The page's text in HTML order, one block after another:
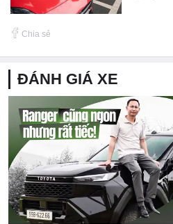
Chia sẻ
ĐÁNH GIÁ XE